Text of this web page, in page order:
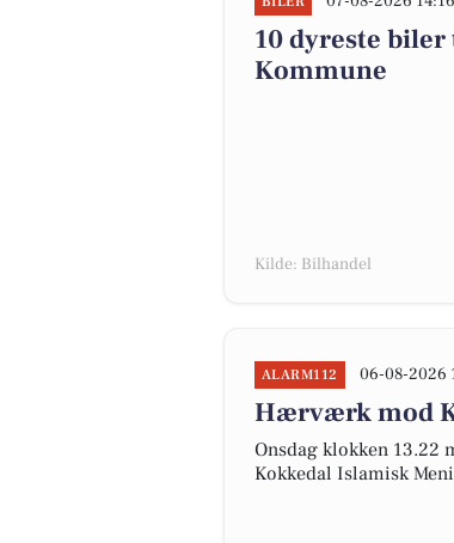
10 dyreste
Kommune
Kilde: Bilhandel
ALARM112 06-08-2026
Hærværk mod
Onsdag klokken
Kokkedal Islamisk